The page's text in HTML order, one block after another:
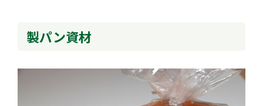
製パン資材